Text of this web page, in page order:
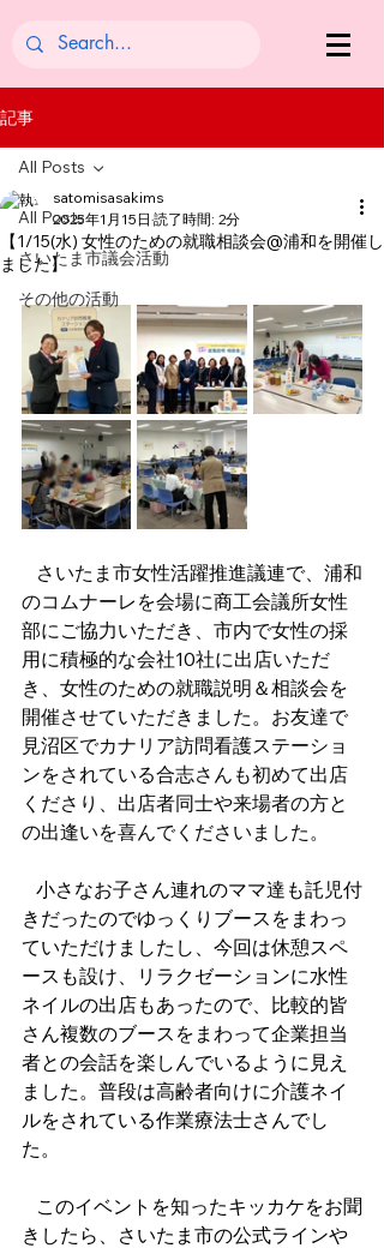
記事
All Posts
さいたま市議会活動
その他の活動
All Posts
【1/15(水) 女性のための就職相談会@浦和を開催し
ました】
satomisasakims
2025年1月15日 読了時間: 2分
さいたま市女性活躍推進議連で、浦和
のコムナーレを会場に商工会議所女性
部にご協力いただき、市内で女性の採
用に積極的な会社10社に出店いただ
き、女性のための就職説明＆相談会を
開催させていただきました。お友達で
見沼区でカナリア訪問看護ステーショ
ンをされている合志さんも初めて出店
くださり、出店者同士や来場者の方と
の出逢いを喜んでくださいました。
小さなお子さん連れのママ達も託児付
きだったのでゆっくりブースをまわっ
ていただけましたし、今回は休憩スペ
ースも設け、リラクゼーションに水性
ネイルの出店もあったので、比較的皆
さん複数のブースをまわって企業担当
者との会話を楽しんでいるように見え
ました。普段は高齢者向けに介護ネイ
ルをされている作業療法士さんでし
た。
このイベントを知ったキッカケをお聞
きしたら、さいたま市の公式ラインや